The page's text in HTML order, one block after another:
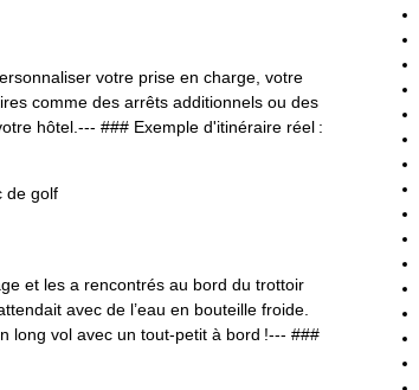
votre prise en charge, votre
comme des arrêts additionnels ou des
hôtel.--- ### Exemple d'itinéraire réel :
de golf
et les a rencontrés au bord du trottoir
avec de l’eau en bouteille froide.
long vol avec un tout‑petit à bord !--- ###